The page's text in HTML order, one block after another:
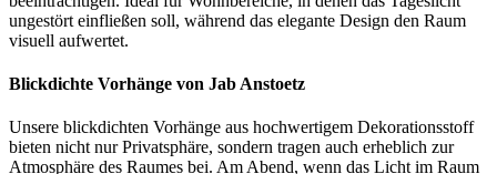
ungestört einfließen soll, während das elegante Design den Raum
visuell aufwertet.
Blickdichte Vorhänge von Jab Anstoetz
Unsere blickdichten Vorhänge aus hochwertigem Dekorationsstoff
bieten nicht nur Privatsphäre, sondern tragen auch erheblich zur
Atmosphäre des Raumes bei. Am Abend, wenn das Licht im Raum